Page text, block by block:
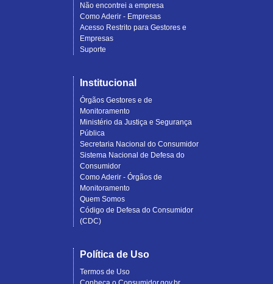
Não encontrei a empresa
Como Aderir - Empresas
Acesso Restrito para Gestores e
Empresas
Suporte
Institucional
Órgãos Gestores e de
Monitoramento
Ministério da Justiça e Segurança
Pública
Secretaria Nacional do Consumidor
Sistema Nacional de Defesa do
Consumidor
Como Aderir - Órgãos de
Monitoramento
Quem Somos
Código de Defesa do Consumidor
(CDC)
Política de Uso
Termos de Uso